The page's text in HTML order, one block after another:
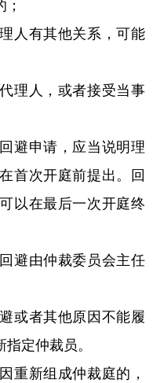
有其他关系，可能
人，或者接受当事
申请，应当说明理
首次开庭前提出。回
以在最后一次开庭终
由仲裁委员会主任
者其他原因不能履
定仲裁员。
新组成仲裁庭的，